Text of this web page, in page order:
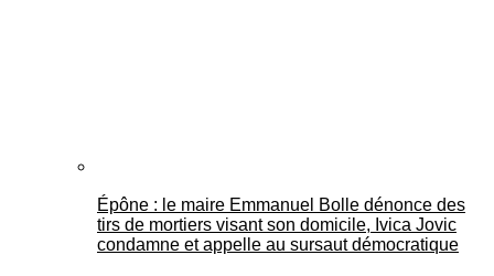
Épône : le maire Emmanuel Bolle dénonce des
tirs de mortiers visant son domicile, Ivica Jovic
condamne et appelle au sursaut démocratique